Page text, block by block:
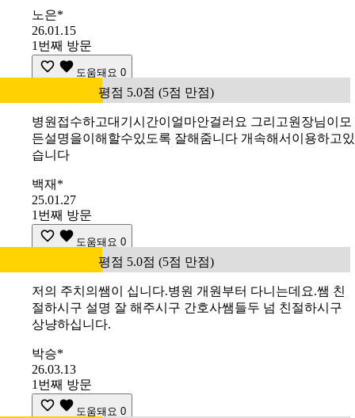
노은*
26.01.15
1번째 방문
도움돼요 0
평점 5.0점 (5점 만점)
병원접수하고대기시간이얼마안걸러요 그리고원장님이모
든설명을이해할수있도록 잘해줌니다 개속해서이용하고있
습니다
백재*
25.01.27
1번째 방문
도움돼요 0
평점 5.0점 (5점 만점)
저의 주치의쌤이 십니다.병원 개원부터 다니는데요.쌤 친
절하시구 설명 잘 해주시구 간호사쌤들두 넘 친절하시구
상냥하십니다.
박승*
26.03.13
1번째 방문
도움돼요 0